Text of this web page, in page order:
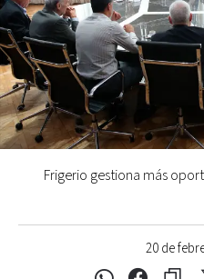
20 de
Frigerio gestiona más